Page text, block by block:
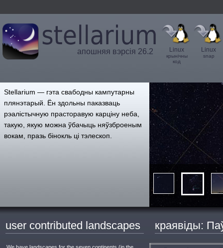
апошняя вэрсія 26.2 Linux
крынічны
код
Linux
snap
Stellarium — гэта свабодны кампутарны
плянэтарый. Ён здольны паказваць
рэалістычную прасторавую карціну неба,
такую, якую можна ўбачыць няўзброеным
вокам, празь бінокль ці тэлескоп.
',
user contributed landscapes краявіды: